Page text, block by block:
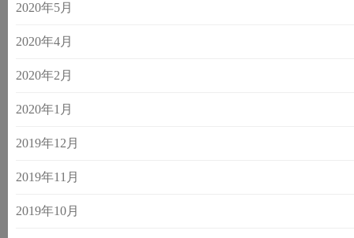
2020年5月
2020年4月
2020年2月
2020年1月
2019年12月
2019年11月
2019年10月